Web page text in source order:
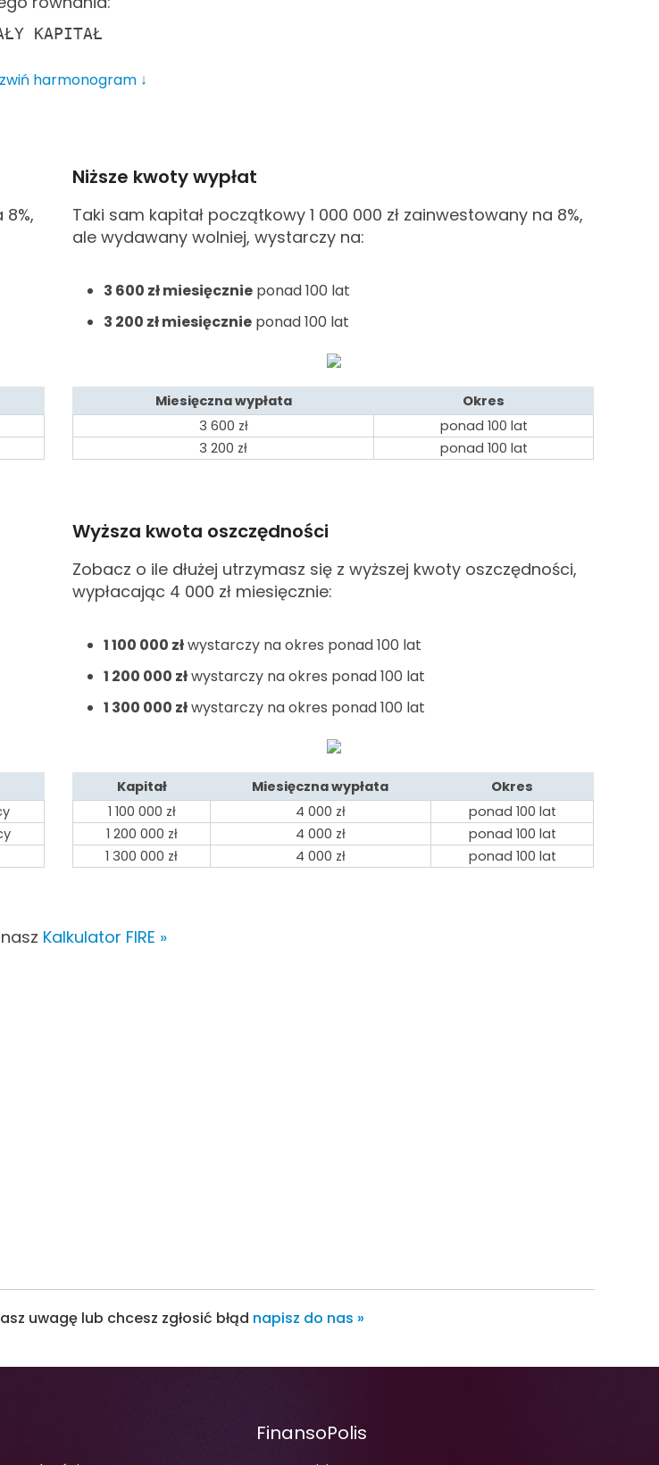
KAPITAŁ
harmonogram ↓
Niższe kwoty wypłat
Taki sam kapitał początkowy 1 000 000 zł zainwestowany na 8%,
ale wydawany wolniej, wystarczy na:
3 600 zł miesięcznie ponad 100 lat
3 200 zł miesięcznie ponad 100 lat
Miesięczna wypłata
Okres
3 600 zł
ponad 100 lat
3 200 zł ponad 100 lat
Wyższa kwota oszczędności
Zobacz o ile dłużej utrzymasz się z wyższej kwoty oszczędności,
wypłacając 4 000 zł miesięcznie:
1 100 000 złwystarczy na okres ponad 100 lat
1 200 000 złwystarczy na okres ponad 100 lat
1 300 000 złwystarczy na okres ponad 100 lat
Kapitał Miesięczna wypłata
Okres
1 100 000 zł 4 000 zł
ponad 100 lat
1 200 000 zł 4 000 zł
ponad 100 lat
1 300 000 zł 4 000 zł ponad 100 lat
Kalkulator FIRE »
uwagę lub chcesz zgłosić błąd napisz do nas »
FinansoPolis